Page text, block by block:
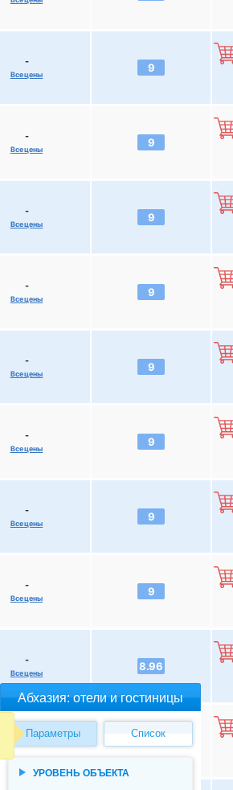
Абхазия: отели и гостиницы
Параметры Список
УРОВЕНЬ ОБЪЕКТА
-
Все цены
9
-
Все цены
9
-
Все цены
9
-
Все цены
9
-
Все цены
9
-
Все цены
9
-
Все цены
9
-
Все цены
9
-
Все цены
8.96
-
Все цены
8.93